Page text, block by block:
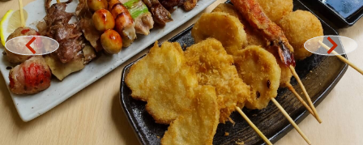
ของทอดเสียบไม้
หม้อไฟญี่ปุ่น
ของย่างเสียบไม้/เครื่องในย่าง
ร้านอาหารญี่ปุ่นแบบดั้งเดิม
ทาโกะยากิ
เซ็นทรัลเวิลด์
นนทบุรี
เชียงใหม่
ลาดพร้าว
สมุทรปราการ